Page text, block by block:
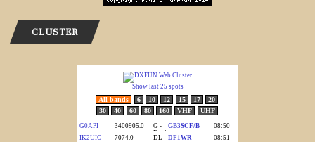
CLUSTER